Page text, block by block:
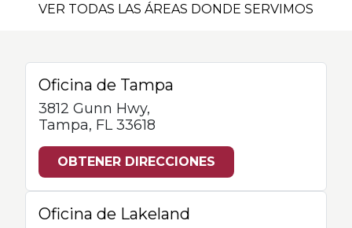
VER TODAS LAS ÁREAS DONDE SERVIMOS
Oficina de Tampa
3812 Gunn Hwy,
Tampa, FL 33618
OBTENER DIRECCIONES
Oficina de Lakeland